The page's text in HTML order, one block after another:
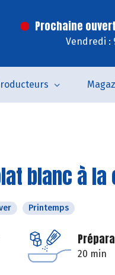
Prochaine
Vendredi :
blanc à
Printemps
20 min